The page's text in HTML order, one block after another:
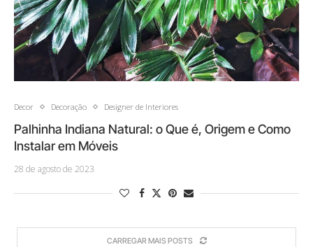
Decor Decoração Designer de Interiores
Palhinha Indiana Natural: o Que é, Origem e Como
Instalar em Móveis
28 de agosto de 2023
CARREGAR MAIS POSTS